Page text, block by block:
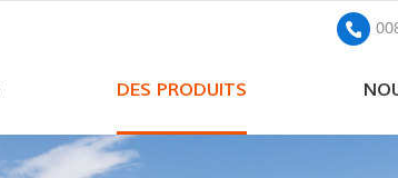
DES PRODUITS